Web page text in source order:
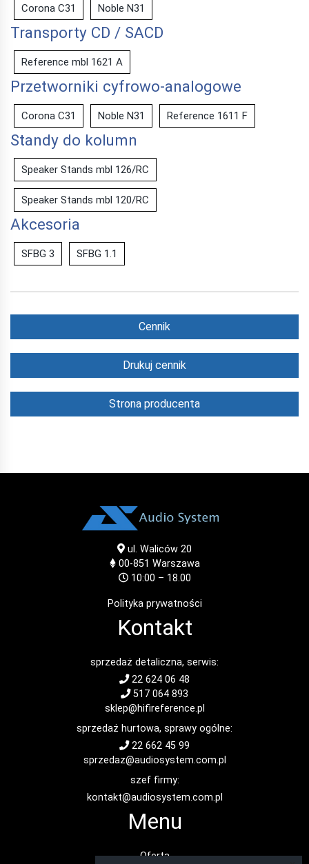
Corona C31 Noble N31
Transporty CD / SACD
Reference mbl 1621 A
Przetworniki cyfrowo-analogowe
Corona C31 Noble N31 Reference 1611 F
Standy do kolumn
Speaker Stands mbl 126/RC
Speaker Stands mbl 120/RC
Akcesoria
SFBG 3 SFBG 1.1
Cennik
Drukuj cennik
Strona producenta
ul. Waliców 20
00-851 Warszawa
10:00 – 18.00
Polityka prywatności
Kontakt
sprzedaż detaliczna, serwis:
22 624 06 48
517 064 893
sklep@hifireference.pl
sprzedaż hurtowa, sprawy ogólne:
22 662 45 99
sprzedaz@audiosystem.com.pl
szef firmy:
kontakt@audiosystem.com.pl
Menu
Oferta